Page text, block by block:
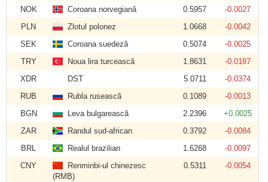
NOK
Coroana norvegiană 0.5957
-0.0027
PLN
Zlotul polonez 1.0668
-0.0042
SEK
Coroana suedeză 0.5074
-0.0025
TRY
Noua lira turcească 1.8631
-0.0187
XDR
DST 5.0711
-0.0374
RUB
Rubla rusească 0.1089
-0.0013
BGN
Leva bulgarească 2.2396
+0.0025
ZAR
Randul sud-african 0.3792
-0.0084
BRL
Realul brazilian 1.6268
-0.0097
CNY
Renminbi-ul chinezesc
(RMB)
0.5311 -0.0054